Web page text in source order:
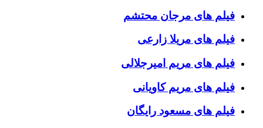
فیلم های مرجان محتشم
فیلم های مریلا زارعی
فیلم های مریم امیرجلالی
فیلم های مریم کاویانی
فیلم های مسعود رایگان